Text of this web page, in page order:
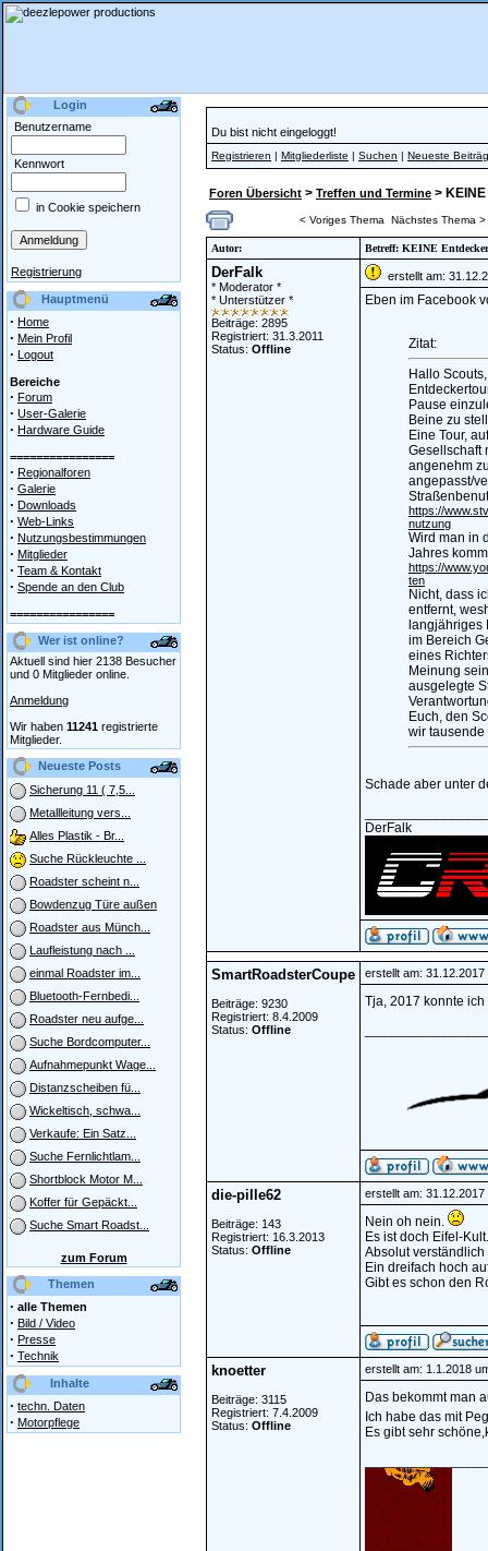
Login
Benutzername
Kennwort
in Cookie speichern
Registrierung
Hauptmenü
· Home
· Mein Profil
· Logout
Bereiche
· Forum
· User-Galerie
· Hardware Guide
================
· Regionalforen
· Galerie
· Downloads
· Web-Links
· Nutzungsbestimmungen
· Mitglieder
· Team & Kontakt
· Spende an den Club
================
Wer ist online?
Aktuell sind hier 2138 Besucher
und 0 Mitglieder online.
Anmeldung
Wir haben 11241 registrierte
Mitglieder.
Neueste Posts
Sicherung 11 ( 7,5...
Metallleitung vers...
Alles Plastik - Br...
Suche Rückleuchte ...
Roadster scheint n...
Bowdenzug Türe außen
Roadster aus Münch...
Laufleistung nach ...
einmal Roadster im...
Bluetooth-Fernbedi...
Roadster neu aufge...
Suche Bordcomputer...
Aufnahmepunkt Wage...
Distanzscheiben fü...
Wickeltisch, schwa...
Verkaufe: Ein Satz...
Suche Fernlichtlam...
Shortblock Motor M...
Koffer für Gepäckt...
Suche Smart Roadst...
zum Forum
Themen
· alle Themen
· Bild / Video
· Presse
· Technik
Inhalte
· techn. Daten
· Motorpflege
Du bist nicht eingeloggt!
Registrieren | Mitgliederliste | Suchen | Neueste
Foren Übersicht > Treffen und Termine >
< Voriges Thema Nächstes Thema >
Autor: Betreff: KEINE
DerFalk
* Moderator *
* Unterstützer *
Beiträge: 2895
Registriert: 31.3.2011
Status: Offline
erstellt am:
Eben im Facebook
Zitat:
Hallo
Pause
Beine zu
Eine Tour,
Gesellschaft
angenehm
angepasst/
https://
nutzung
Wird man in
Jahres
https://
ten
Nicht, dass
entfernt,
langjähriges
im Bereich
eines
Meinung
ausgelegte
Euch, den
wir tausende
Schade aber unter
DerFalk
SmartRoadsterCoupe
Beiträge: 9230
Registriert: 8.4.2009
Status: Offline
erstellt am:
Tja, 2017 konnte
die-pille62
Beiträge: 143
Registriert: 16.3.2013
Status: Offline
erstellt am:
Nein oh nein.
Es ist doch Eifel-Kult.
Absolut
Ein dreifach hoch
Gibt es schon den
knoetter
Beiträge: 3115
Registriert: 7.4.2009
Status: Offline
erstellt am: 1.1.2018
Das bekommt man
Ich habe das mit
Es gibt sehr